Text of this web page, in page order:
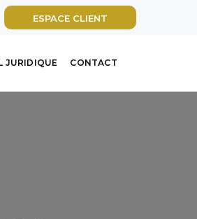
ESPACE CLIENT
JURIDIQUE CONTACT